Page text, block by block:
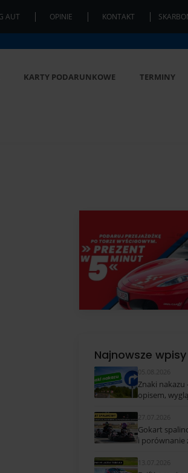
AUT OPINIE KONTAKT
KARTY PODARUNKOWE TERMINY
Najnowsze wpisy
05.08.2026
Znaki nakazu
opisem,
27.07.2026
Gokart
i porównanie
13.07.2026